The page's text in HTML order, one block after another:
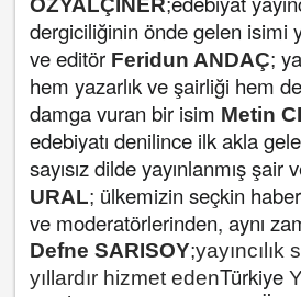
ÖZYALÇINER;
dergiciliğinin önde gelen isimi
ve editör Feridun ANDAÇ;
hem yazarlık ve şairliği hem
damga vuran bir isim Metin
edebiyatı denilince ilk akla
sayısız dilde yayınlanmış şair
URAL; ülkemizin seçkin
ve moderatörlerinden, aynı
Defne SARISOY;yayıncılık
yıllardır hizmet edenTürkiye